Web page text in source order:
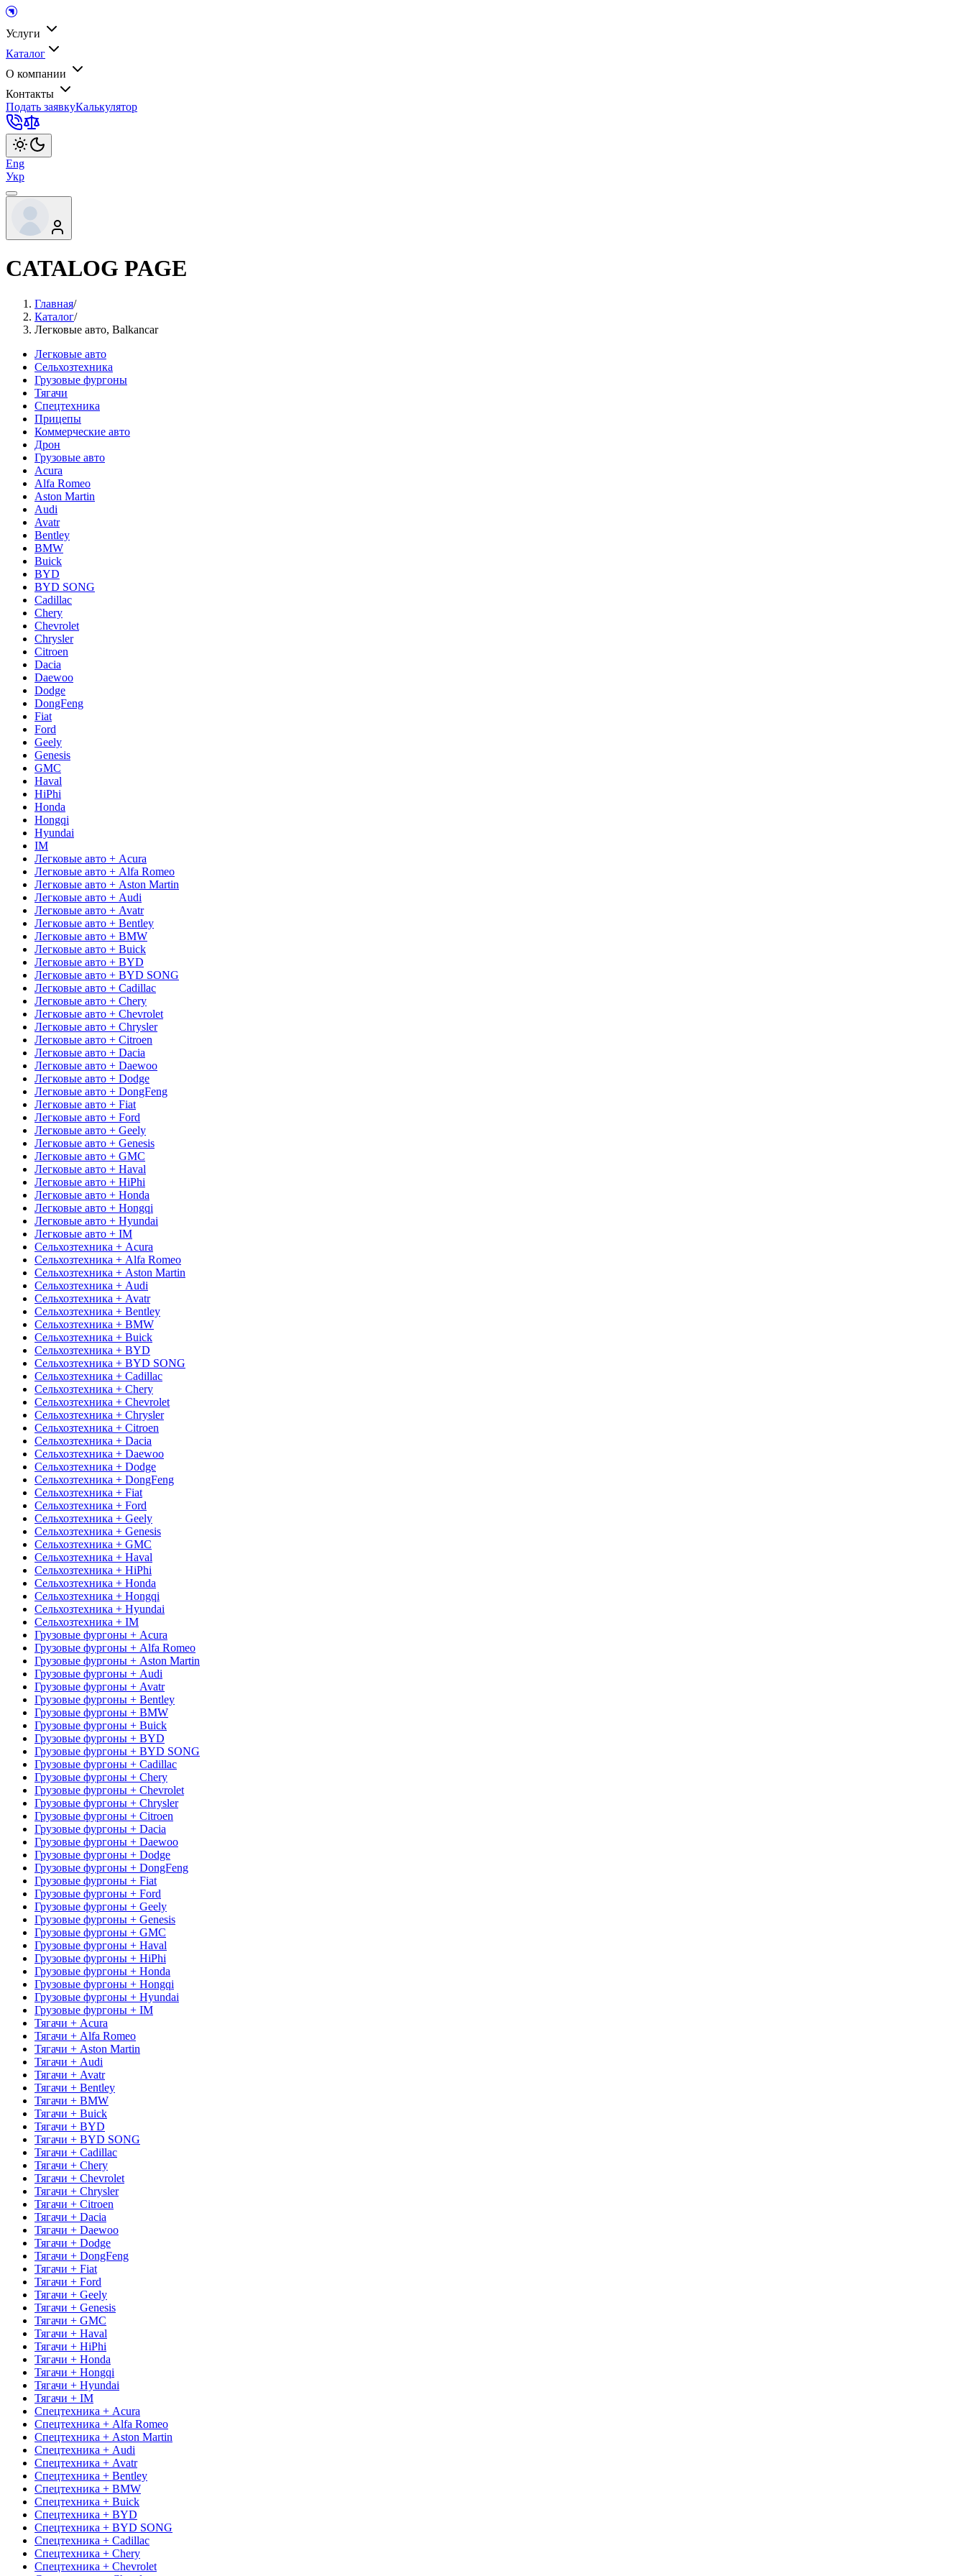
Услуги
Каталог
О компании
Контакты
Подать заявкуКалькулятор
Eng
Укр
CATALOG PAGE
Главная/
Каталог/
Легковые авто, Balkancar
Легковые авто
Сельхозтехника
Грузовые фургоны
Тягачи
Спецтехника
Прицепы
Коммерческие авто
Дрон
Грузовые авто
Acura
Alfa Romeo
Aston Martin
Audi
Avatr
Bentley
BMW
Buick
BYD
BYD SONG
Cadillac
Chery
Chevrolet
Chrysler
Citroen
Dacia
Daewoo
Dodge
DongFeng
Fiat
Ford
Geely
Genesis
GMC
Haval
HiPhi
Honda
Hongqi
Hyundai
IM
Легковые авто + Acura
Легковые авто + Alfa Romeo
Легковые авто + Aston Martin
Легковые авто + Audi
Легковые авто + Avatr
Легковые авто + Bentley
Легковые авто + BMW
Легковые авто + Buick
Легковые авто + BYD
Легковые авто + BYD SONG
Легковые авто + Cadillac
Легковые авто + Chery
Легковые авто + Chevrolet
Легковые авто + Chrysler
Легковые авто + Citroen
Легковые авто + Dacia
Легковые авто + Daewoo
Легковые авто + Dodge
Легковые авто + DongFeng
Легковые авто + Fiat
Легковые авто + Ford
Легковые авто + Geely
Легковые авто + Genesis
Легковые авто + GMC
Легковые авто + Haval
Легковые авто + HiPhi
Легковые авто + Honda
Легковые авто + Hongqi
Легковые авто + Hyundai
Легковые авто + IM
Сельхозтехника + Acura
Сельхозтехника + Alfa Romeo
Сельхозтехника + Aston Martin
Сельхозтехника + Audi
Сельхозтехника + Avatr
Сельхозтехника + Bentley
Сельхозтехника + BMW
Сельхозтехника + Buick
Сельхозтехника + BYD
Сельхозтехника + BYD SONG
Сельхозтехника + Cadillac
Сельхозтехника + Chery
Сельхозтехника + Chevrolet
Сельхозтехника + Chrysler
Сельхозтехника + Citroen
Сельхозтехника + Dacia
Сельхозтехника + Daewoo
Сельхозтехника + Dodge
Сельхозтехника + DongFeng
Сельхозтехника + Fiat
Сельхозтехника + Ford
Сельхозтехника + Geely
Сельхозтехника + Genesis
Сельхозтехника + GMC
Сельхозтехника + Haval
Сельхозтехника + HiPhi
Сельхозтехника + Honda
Сельхозтехника + Hongqi
Сельхозтехника + Hyundai
Сельхозтехника + IM
Грузовые фургоны + Acura
Грузовые фургоны + Alfa Romeo
Грузовые фургоны + Aston Martin
Грузовые фургоны + Audi
Грузовые фургоны + Avatr
Грузовые фургоны + Bentley
Грузовые фургоны + BMW
Грузовые фургоны + Buick
Грузовые фургоны + BYD
Грузовые фургоны + BYD SONG
Грузовые фургоны + Cadillac
Грузовые фургоны + Chery
Грузовые фургоны + Chevrolet
Грузовые фургоны + Chrysler
Грузовые фургоны + Citroen
Грузовые фургоны + Dacia
Грузовые фургоны + Daewoo
Грузовые фургоны + Dodge
Грузовые фургоны + DongFeng
Грузовые фургоны + Fiat
Грузовые фургоны + Ford
Грузовые фургоны + Geely
Грузовые фургоны + Genesis
Грузовые фургоны + GMC
Грузовые фургоны + Haval
Грузовые фургоны + HiPhi
Грузовые фургоны + Honda
Грузовые фургоны + Hongqi
Грузовые фургоны + Hyundai
Грузовые фургоны + IM
Тягачи + Acura
Тягачи + Alfa Romeo
Тягачи + Aston Martin
Тягачи + Audi
Тягачи + Avatr
Тягачи + Bentley
Тягачи + BMW
Тягачи + Buick
Тягачи + BYD
Тягачи + BYD SONG
Тягачи + Cadillac
Тягачи + Chery
Тягачи + Chevrolet
Тягачи + Chrysler
Тягачи + Citroen
Тягачи + Dacia
Тягачи + Daewoo
Тягачи + Dodge
Тягачи + DongFeng
Тягачи + Fiat
Тягачи + Ford
Тягачи + Geely
Тягачи + Genesis
Тягачи + GMC
Тягачи + Haval
Тягачи + HiPhi
Тягачи + Honda
Тягачи + Hongqi
Тягачи + Hyundai
Тягачи + IM
Спецтехника + Acura
Спецтехника + Alfa Romeo
Спецтехника + Aston Martin
Спецтехника + Audi
Спецтехника + Avatr
Спецтехника + Bentley
Спецтехника + BMW
Спецтехника + Buick
Спецтехника + BYD
Спецтехника + BYD SONG
Спецтехника + Cadillac
Спецтехника + Chery
Спецтехника + Chevrolet